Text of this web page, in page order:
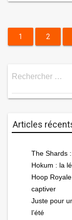
Pagination
publications
1 2
Rechercher …
Articles
The Shards
Hokum : la
Hoop
captiver
Juste pour
l’été